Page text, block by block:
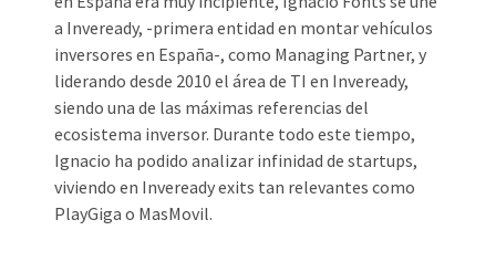
a Inveready, -primera entidad en montar vehículos
inversores en España-, como Managing Partner, y
liderando desde 2010 el área de TI en Inveready,
siendo una de las máximas referencias del
ecosistema inversor. Durante todo este tiempo,
Ignacio ha podido analizar infinidad de startups,
viviendo en Inveready exits tan relevantes como
PlayGiga o MasMovil.